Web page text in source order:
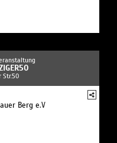
Str.50
Berg e.V